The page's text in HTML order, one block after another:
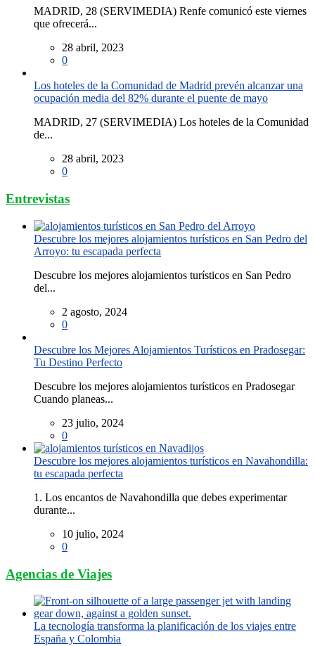
MADRID, 28 (SERVIMEDIA) Renfe comunicó este viernes
que ofrecerá...
28 abril, 2023
0
Los hoteles de la Comunidad de Madrid prevén alcanzar una
ocupación media del 82% durante el puente de mayo
MADRID, 27 (SERVIMEDIA) Los hoteles de la Comunidad
de...
28 abril, 2023
0
Entrevistas
Descubre los mejores alojamientos turísticos en San Pedro del
Arroyo: tu escapada perfecta
Descubre los mejores alojamientos turísticos en San Pedro
del...
2 agosto, 2024
0
Descubre los Mejores Alojamientos Turísticos en Pradosegar:
Tu Destino Perfecto
Descubre los mejores alojamientos turísticos en Pradosegar
Cuando planeas...
23 julio, 2024
0
Descubre los mejores alojamientos turísticos en Navahondilla:
tu escapada perfecta
1. Los encantos de Navahondilla que debes experimentar
durante...
10 julio, 2024
0
Agencias de Viajes
La tecnología transforma la planificación de los viajes entre
España y Colombia